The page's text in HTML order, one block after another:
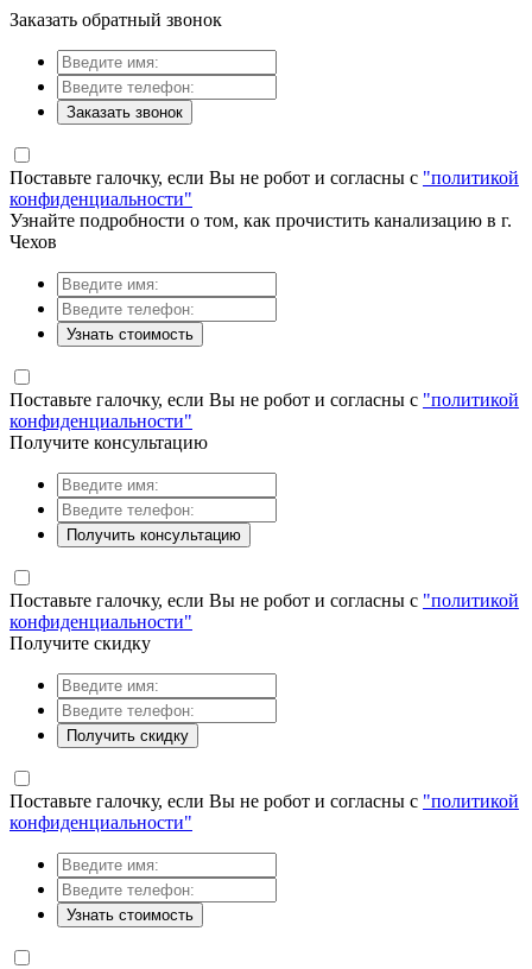
Заказать обратный звонок
Заказать звонок
Поставьте галочку, если Вы не робот и согласны с "политикой
конфиденциальности"
Узнайте подробности о том, как прочистить канализацию в г.
Чехов
Узнать стоимость
Поставьте галочку, если Вы не робот и согласны с "политикой
конфиденциальности"
Получите консультацию
Получить консультацию
Поставьте галочку, если Вы не робот и согласны с "политикой
конфиденциальности"
Получите скидку
Получить скидку
Поставьте галочку, если Вы не робот и согласны с "политикой
конфиденциальности"
Узнать стоимость